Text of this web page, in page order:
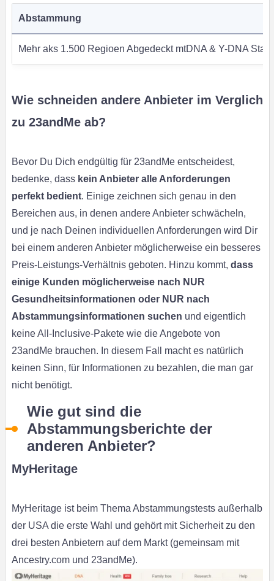
Abstammung
Mehr aks 1.500 Regioen Abgedeckt mtDNA & Y-DNA
Wie schneiden andere Anbieter im Verglich
zu 23andMe ab?
Bevor Du Dich endgültig für 23andMe entscheidest,
bedenke, dass kein Anbieter alle Anforderungen
perfekt bedient. Einige zeichnen sich genau in den
Bereichen aus, in denen andere Anbieter schwächeln,
und je nach Deinen individuellen Anforderungen wird Dir
bei einem anderen Anbieter möglicherweise ein besseres
Preis-Leistungs-Verhältnis geboten. Hinzu kommt, dass
einige Kunden möglicherweise nach NUR
Gesundheitsinformationen oder NUR nach
Abstammungsinformationen suchen und eigentlich
keine All-Inclusive-Pakete wie die Angebote von
23andMe brauchen. In diesem Fall macht es natürlich
keinen Sinn, für Informationen zu bezahlen, die man gar
nicht benötigt.
Wie gut sind die
Abstammungsberichte der
anderen Anbieter?
MyHeritage
MyHeritage ist beim Thema Abstammungstests außerhalb
der USA die erste Wahl und gehört mit Sicherheit zu den
drei besten Anbietern auf dem Markt (gemeinsam mit
Ancestry.com und 23andMe).